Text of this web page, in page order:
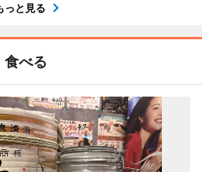
っと見る
食べる